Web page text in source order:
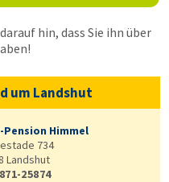
hin, dass Sie ihn über
um Landshut
Pension Himmel
734
Landshut
25874